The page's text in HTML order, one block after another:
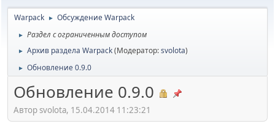
Warpack ► Обсуждение Warpack
► Раздел с ограниченным доступом
► Архив раздела Warpack(Модератор:svolota)
► Обновление 0.9.0
Обновление 0.9.0
Автор svolota, 15.04.2014 11:23:21